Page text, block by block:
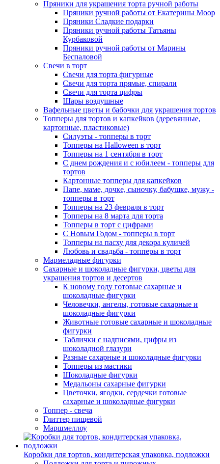
Пряники для украшения торта ручной работы
Пряники ручной работы от Екатерины Моор
Пряники Сладкие подарки
Пряники ручной работы Татьяны
Курбаковой
Пряники ручной работы от Марины
Беспаловой
Свечи в торт
Свечи для торта фигурные
Свечи для торта прямые, спирали
Свечи для торта цифры
Шары воздушные
Вафельные цветы и бабочки для украшения тортов
Топперы для тортов и капкейков (деревянные,
картонные, пластиковые)
Силуэты - топперы в торт
Топперы на Halloween в торт
Топперы на 1 сентября в торт
С днем рождения и с юбилеем - топперы для
тортов
Картонные топперы для капкейков
Папе, маме, дочке, сыночку, бабушке, мужу -
топперы в торт
Топперы на 23 февраля в торт
Топперы на 8 марта для торта
Топперы в торт с цифрами
С Новым Годом - топперы в торт
Топперы на пасху для декора куличей
Любовь и свадьба - топперы в торт
Мармеладные фигурки
Сахарные и шоколадные фигурки, цветы для
украшения тортов и десертов
К новому году готовые сахарные и
шоколадные фигурки
Человечки, ангелы, готовые сахарные и
шоколадные фигурки
Животные готовые сахарные и шоколадные
фигурки
Таблички с надписями, цифры из
шоколадной глазури
Разные сахарные и шоколадные фигурки
Топперы из мастики
Шоколадные фигурки
Медальоны сахарные фигурки
Цветочки, ягодки, сердечки готовые
сахарные и шоколадные фигурки
Топпер - свеча
Глиттер пищевой
Маршмеллоу
Коробки для тортов, кондитерская упаковка, подложки